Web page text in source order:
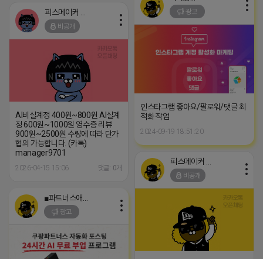
광고
인스타그램 좋아요/팔로워/댓글 최
적화 작업
2024-09-19 18:51:20
비공개
AI비실계정 400원~800원 AI실계
정 600원~1000원 영수증 리뷰
900원~2500원 수량에 따라 단가
협의 가능합니다. (카톡)
manager9701
2026-04-15 15:06 댓글: 0개
비공개
광고